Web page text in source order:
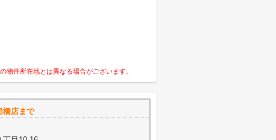
件所在地とは異なる場合がございます。
橋店まで